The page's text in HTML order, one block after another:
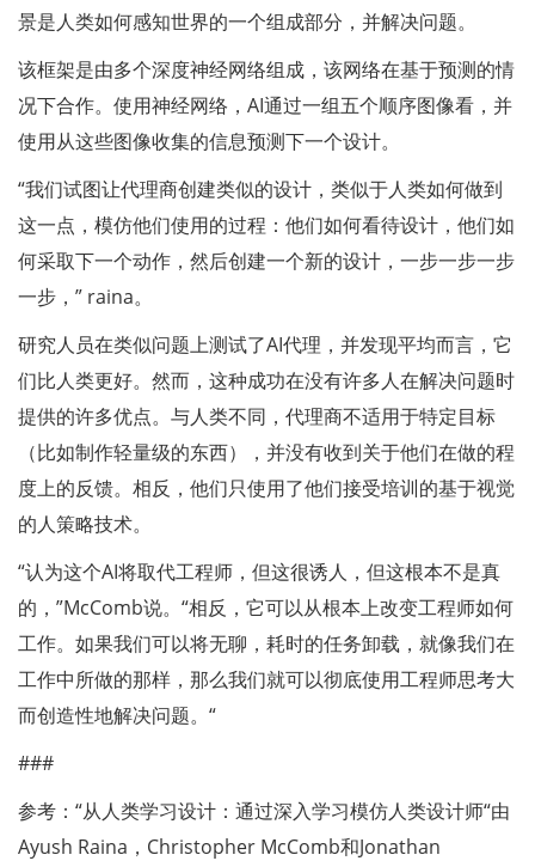
景是人类如何感知世界的一个组成部分，并解决问题。
该框架是由多个深度神经网络组成，该网络在基于预测的情
况下合作。使用神经网络，AI通过一组五个顺序图像看，并
使用从这些图像收集的信息预测下一个设计。
“我们试图让代理商创建类似的设计，类似于人类如何做到
这一点，模仿他们使用的过程：他们如何看待设计，他们如
何采取下一个动作，然后创建一个新的设计，一步一步一步
一步，” raina。
研究人员在类似问题上测试了AI代理，并发现平均而言，它
们比人类更好。然而，这种成功在没有许多人在解决问题时
提供的许多优点。与人类不同，代理商不适用于特定目标
（比如制作轻量级的东西），并没有收到关于他们在做的程
度上的反馈。相反，他们只使用了他们接受培训的基于视觉
的人策略技术。
“认为这个AI将取代工程师，但这很诱人，但这根本不是真
的，”McComb说。“相反，它可以从根本上改变工程师如何
工作。如果我们可以将无聊，耗时的任务卸载，就像我们在
工作中所做的那样，那么我们就可以彻底使用工程师思考大
而创造性地解决问题。“
###
参考：“从人类学习设计：通过深入学习模仿人类设计师“由
Ayush Raina，Christopher McComb和Jonathan